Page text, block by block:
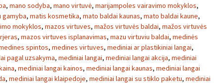
, mano sodyba, mano virtuvė, marijampoles vairavimo mokyklos,
gamyba, matis kosmetika, mato baldai kaunas, mato baldai kaune,
mokyklos, mazos virtuves, mažos virtuvės baldai, mažos virtuvės
, mazos virtuves isplanavimas, mazu virtuviu baldai, medinės
spintos, medines virtuves, mediniai ar plastikiniai langai,
pagal uzsakyma, mediniai langai, mediniai langai akcija, mediniai
, mediniai langai kainos, mediniai langai kaunas, mediniai langai
, mediniai langai klaipedoje, mediniai langai su stiklo paketu, mediniai